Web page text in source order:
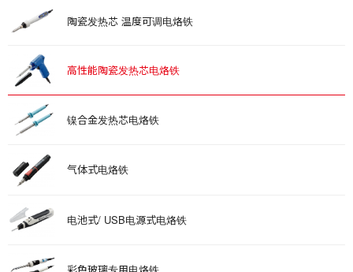
陶瓷发热芯 温度可调电烙铁
高性能陶瓷发热芯电烙铁
镍合金发热芯电烙铁
气体式电烙铁
电池式/ USB电源式电烙铁